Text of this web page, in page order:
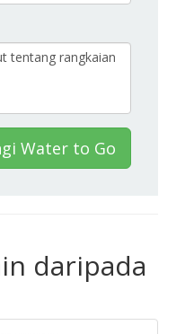
Water to Go
daripada